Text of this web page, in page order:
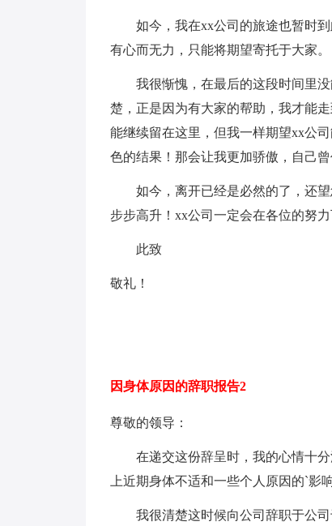
如今，我在xx公司的旅途也暂时到
有心而无力，只能将期望寄托于大家。
我很惭愧，在最后的这段时间里没
楚，正是因为有大家的帮助，我才能
能继续留在这里，但我一样期望xx公
色的结果！那会让我更加骄傲，自己
如今，离开已经是必然的了，还望
步步高升！xx公司一定会在各位的努
此致
敬礼！
因身体原因的辞职报告2
尊敬的领导：
在递交这份辞呈时，我的心情十分
上近期身体不适和一些个人原因的`影
我很清楚这时候向公司辞职于公司